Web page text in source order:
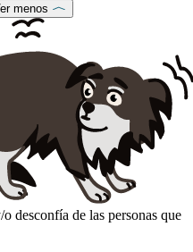
menos
desconfía de las personas que